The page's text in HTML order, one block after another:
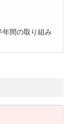
間の取り組み